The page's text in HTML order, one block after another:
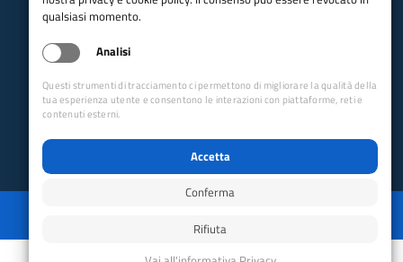
Powered by GRUPPO YEC
qualsiasi momento.
Analisi
Questi strumenti di tracciamento ci permettono di migliorare la qualità della
tua esperienza utente e consentono le interazioni con piattaforme, reti e
contenuti esterni.
Accetta
Conferma
Rifiuta